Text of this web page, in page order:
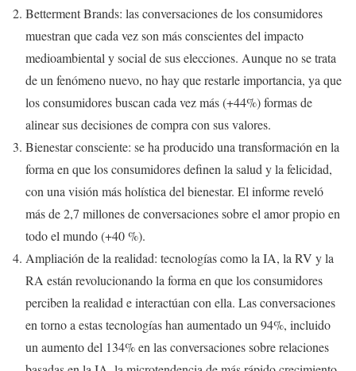
Betterment Brands: las conversaciones de los consumidores
muestran que cada vez son más conscientes del impacto
medioambiental y social de sus elecciones. Aunque no se trata
de un fenómeno nuevo, no hay que restarle importancia, ya que
los consumidores buscan cada vez más (+44%) formas de
alinear sus decisiones de compra con sus valores.
Bienestar consciente: se ha producido una transformación en la
forma en que los consumidores definen la salud y la felicidad,
con una visión más holística del bienestar. El informe reveló
más de 2,7 millones de conversaciones sobre el amor propio en
todo el mundo (+40 %).
Ampliación de la realidad: tecnologías como la IA, la RV y la
RA están revolucionando la forma en que los consumidores
perciben la realidad e interactúan con ella. Las conversaciones
en torno a estas tecnologías han aumentado un 94%, incluido
un aumento del 134% en las conversaciones sobre relaciones